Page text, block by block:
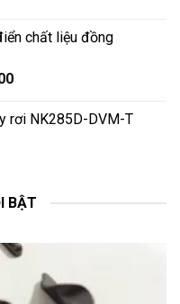
chất liệu đồng
rơi NK285D-DVM-T
BẬT